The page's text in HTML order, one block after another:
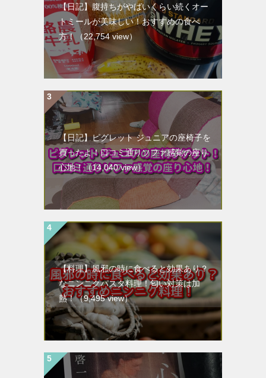
【日記】腹持ちがやばいくらい続くオー
トミールが美味しい！おすすめの食べ
方！
（22,754 view）
【日記】ピグレット ジュニアの座椅子を
買ったよ！口コミ通りソファ感覚の座り
心地！（14,040 view）
【料理】風邪の時に食べると効果あり？
なニンニクパスタ料理！匂い対策は加
熱！（9,495 view）